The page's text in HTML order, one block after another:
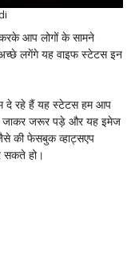
आप लोगों के सामने
अच्छे लगेंगे यह वाइफ स्टेटस इन
दे रहे हैं यह स्टेटस हम आप
जाकर जरूर पड़े और यह इमेज
की फेसबुक व्हाट्सएप
सकते हो।